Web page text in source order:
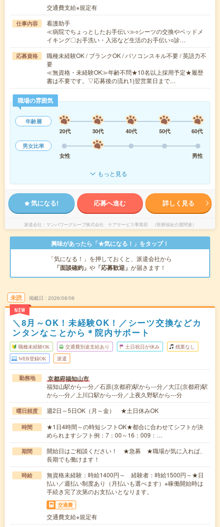
交通費支給※規定有
仕事内容
看護助手
≪病院でちょっとしたお手伝い≫○シーツの交換やベッドメ
イキング〇お手洗い・入浴など生活のお手伝い○診…
応募資格
職種未経験OK / ブランクOK / パソコンスキル不要 / 英語力不
要
≪無資格・未経験OK≫年齢不問★10名以上採用予定★履歴
書は不要です。▽応募後の流れ1)翌営業日まで…
職場の雰囲気
年齢層
20代
30代 40代 50代
60代
男女比率
女性
男性
もっと見る
気になる! 応募へ進む 詳しく見る
派遣会社 マンパワーグループ株式会社 ケアサービス事業部 （医療福祉介護関連）
興味があったら「★気になる！」をタップ！
「気になる！」を押しておくと、派遣会社から
「面談確約」 や 「応募歓迎」 が届きます！
未読
NEW
掲載日 2026/08/06
＼8月～OK！未経験OK！／シーツ交換などカ
ンタンなことから＊院内サポート
職種未経験OK 交通費別途支給あり 土日祝日が休み 残業なし
WEB登録OK 派遣
勤務地 京都府福知山市
福知山駅から---分／石原(京都府)駅から---分／大江(京都府)駅
から---分／上川口駅から---分／上夜久野駅から---分
曜日頻度 週2日～5日OK（月～金） ★土日休みOK
時間
★1日4時間～の時短シフトOK★都合に合わせてシフトが決
められますシフト例：7：00～16：009：…
期間
開始日はご相談ください！ ★急募 ★職場が気に入れば、
長期でも働けます！
時給
無資格未経験：時給1400円～ 経験者：時給1500円～★日
払い／週払い制度あり（月払いも選べます）※稼働開始時は
手続き完了次第のお支払いとなります。
交通費
交通費支給※規定有